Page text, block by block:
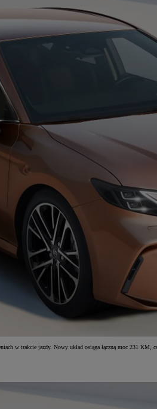
w trakcie jazdy. Nowy układ osiąga łączną moc 231